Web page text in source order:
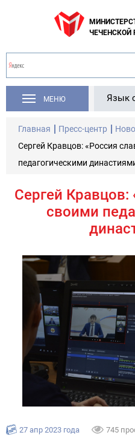
ЧЕЧЕНСКОЙ
МЕНЮ Язык
Главная Пресс-центр
Сергей Кравцов: «Россия
педагогическими
Сергей Кравцов:
своими
27 апр 2023 года 745